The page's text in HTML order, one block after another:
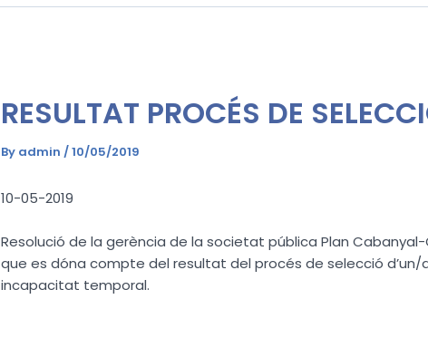
RESULTAT PROCÉS DE
By admin /10/05/2019
10-05-2019
Resolució de la gerència de la societat pública Plan Cabanyal-
que es dóna compte del resultat del procés de selecció
incapacitat temporal.